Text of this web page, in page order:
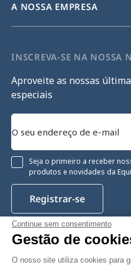
Continue sem consentimento
Gestão de
O nosso site utiliza cookies para
A NOSSA EMPRESA
INSCREVA-SE NA NOSSA
Aproveite as nossas
especiais
Seja o primeiro a receber
produtos e novidades da
Registrar-se
Instagram